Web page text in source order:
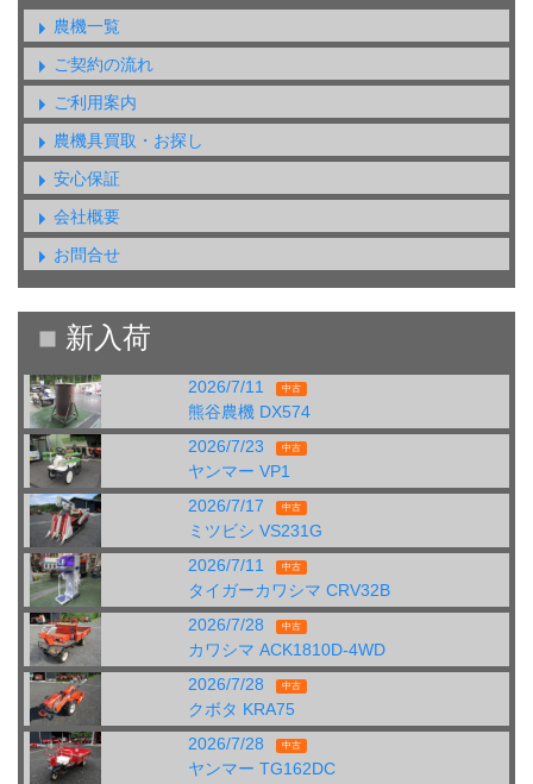
農機一覧
ご契約の流れ
ご利用案内
農機具買取・お探し
安心保証
会社概要
お問合せ
2026/7/11 中古
熊谷農機 DX574
2026/7/23
中古
ヤンマー VP1
2026/7/17
中古
ミツビシ VS231G
2026/7/11
中古
タイガーカワシマ CRV32B
2026/7/28
中古
カワシマ ACK1810D-4WD
2026/7/28
中古
クボタ KRA75
2026/7/28
中古
ヤンマー TG162DC